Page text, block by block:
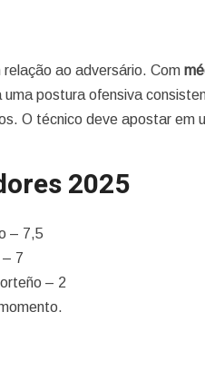
relação ao adversário. Com
postura ofensiva
O técnico deve apostar em
2025
– 7,5
– 7
– 2